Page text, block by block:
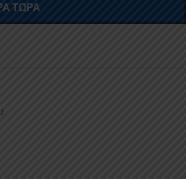
ΤΏΡΑ